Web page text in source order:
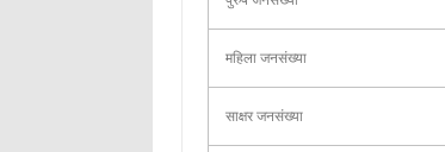
महिला जनसंख्या
साक्षर जनसंख्या